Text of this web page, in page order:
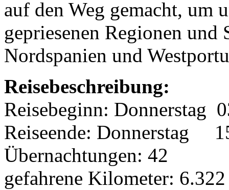
auf den Weg gemacht, um
gepriesenen Regionen
Nordspanien und
Reisebeschreibung:
Reisebeginn:
Reiseende: Donnerstag
Übernachtungen: 42
gefahrene Kilometer: